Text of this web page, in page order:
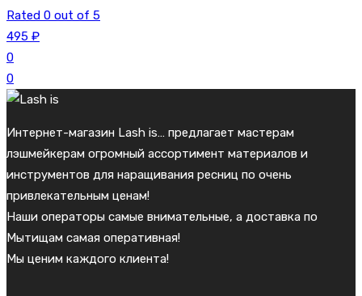
Rated 0 out of 5
495 ₽
0
0
Интернет-магазин Lash is… предлагает мастерам
лэшмейкерам огромный ассортимент материалов и
инструментов для наращивания ресниц по очень
привлекательным ценам!
Наши операторы самые внимательные, а доставка по
Мытищам самая оперативная!
Мы ценим каждого клиента!